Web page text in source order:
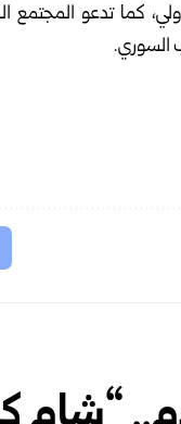
كما تدعو المجتمع
السوري.